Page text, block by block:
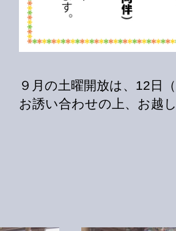
９月の土曜開放は、12日
お誘い合わせの上、お越